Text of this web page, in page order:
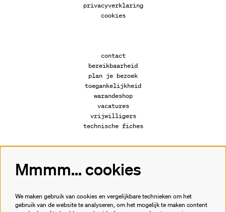
privacyverklaring
cookies
contact
bereikbaarheid
plan je bezoek
toegankelijkheid
warandeshop
vacatures
vrijwilligers
technische fiches
Volg ons
Mmmm... cookies
We maken gebruik van cookies en vergelijkbare technieken om het
gebruik van de website te analyseren, om het mogelijk te maken content